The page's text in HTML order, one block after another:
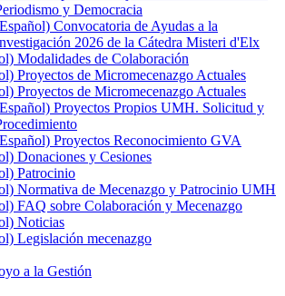
y Democracia
Convocatoria de Ayudas a la
2026 de la Cátedra Misteri d'Elx
Modalidades de Colaboración
Proyectos de Micromecenazgo Actuales
Proyectos de Micromecenazgo Actuales
Proyectos Propios UMH. Solicitud y
Proyectos Reconocimiento GVA
Donaciones y Cesiones
Patrocinio
Normativa de Mecenazgo y Patrocinio UMH
FAQ sobre Colaboración y Mecenazgo
Noticias
Legislación mecenazgo
a la Gestión